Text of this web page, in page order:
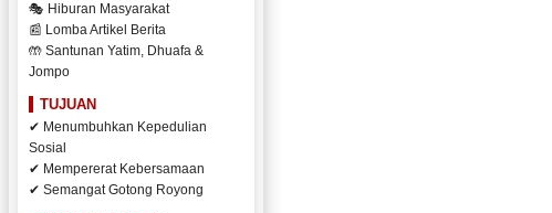
🎭 Hiburan Masyarakat
📰 Lomba Artikel Berita
🤲 Santunan Yatim, Dhuafa &
Jompo
TUJUAN
✔ Menumbuhkan Kepedulian
Sosial
✔ Mempererat Kebersamaan
✔ Semangat Gotong Royong